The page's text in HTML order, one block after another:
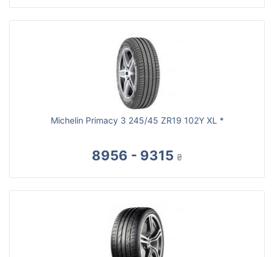
Michelin Primacy 3 245/45 ZR19 102Y XL *
8956 - 9315 ₴